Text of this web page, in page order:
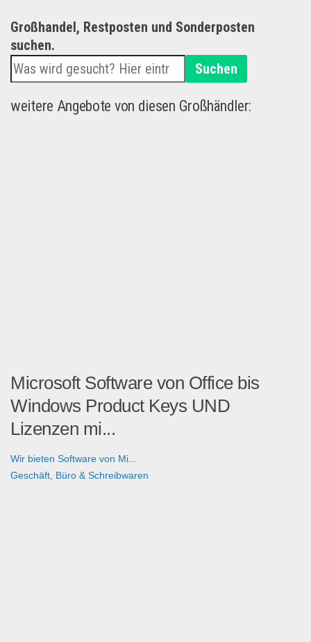
Großhandel, Restposten und Sonderposten
suchen.
Suchen
weitere Angebote von diesen Großhändler:
Microsoft Software von Office bis
Windows Product Keys UND
Lizenzen mi...
Wir bieten Software von Mi...
Geschäft, Büro & Schreibwaren